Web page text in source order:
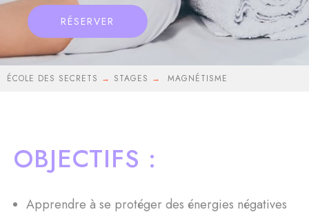
RÉSERVER
ÉCOLE DES SECRETS → STAGES → MAGNÉTISME
OBJECTIFS :
Apprendre à se protéger des énergies négatives